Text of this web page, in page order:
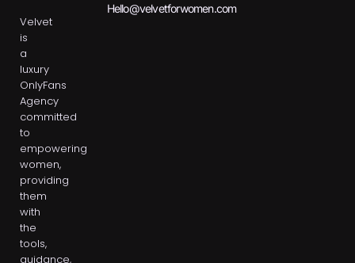
Velvet
is
a
luxury
OnlyFans
Agency
committed
to
empowering
women,
providing
them
with
the
tools,
guidance,
Hello@velvetforwomen.com